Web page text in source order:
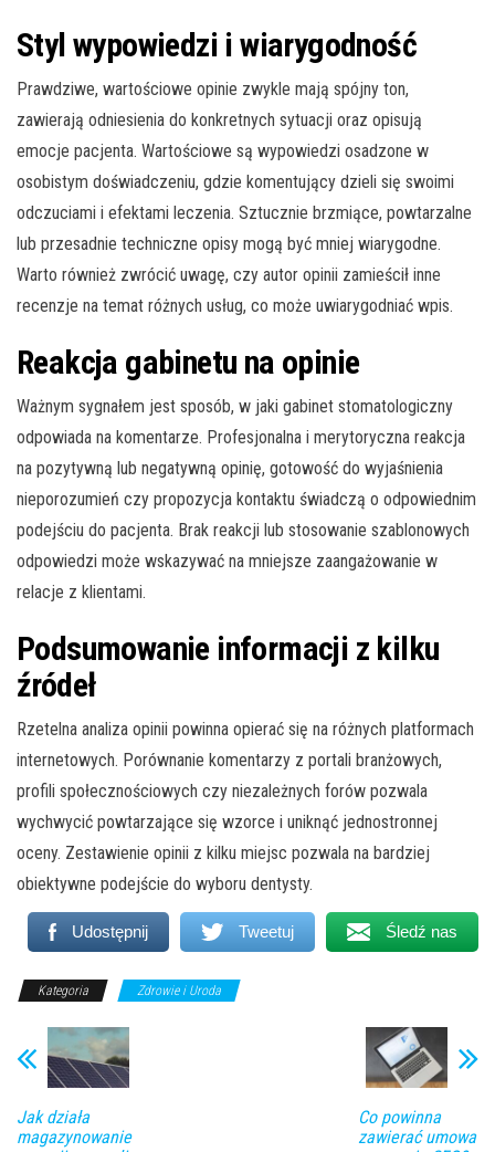
Styl wypowiedzi i wiarygodność
Prawdziwe, wartościowe opinie zwykle mają spójny ton,
zawierają odniesienia do konkretnych sytuacji oraz opisują
emocje pacjenta. Wartościowe są wypowiedzi osadzone w
osobistym doświadczeniu, gdzie komentujący dzieli się swoimi
odczuciami i efektami leczenia. Sztucznie brzmiące, powtarzalne
lub przesadnie techniczne opisy mogą być mniej wiarygodne.
Warto również zwrócić uwagę, czy autor opinii zamieścił inne
recenzje na temat różnych usług, co może uwiarygodniać wpis.
Reakcja gabinetu na opinie
Ważnym sygnałem jest sposób, w jaki gabinet stomatologiczny
odpowiada na komentarze. Profesjonalna i merytoryczna reakcja
na pozytywną lub negatywną opinię, gotowość do wyjaśnienia
nieporozumień czy propozycja kontaktu świadczą o odpowiednim
podejściu do pacjenta. Brak reakcji lub stosowanie szablonowych
odpowiedzi może wskazywać na mniejsze zaangażowanie w
relacje z klientami.
Podsumowanie informacji z kilku
źródeł
Rzetelna analiza opinii powinna opierać się na różnych platformach
internetowych. Porównanie komentarzy z portali branżowych,
profili społecznościowych czy niezależnych forów pozwala
wychwycić powtarzające się wzorce i uniknąć jednostronnej
oceny. Zestawienie opinii z kilku miejsc pozwala na bardziej
obiektywne podejście do wyboru dentysty.
Udostępnij Tweetuj Śledź nas
Kategoria Zdrowie i Uroda
Jak działa
magazynowanie
Co powinna
zawierać umowa